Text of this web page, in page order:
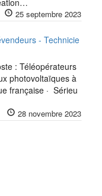
25 septembre 2023
- Technicie
: Téléopérateurs
photovoltaïques à
française · Sérieu
28 novembre 2023